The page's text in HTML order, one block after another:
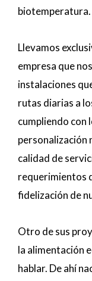
biotemperatura.
Llevamos
empresa que
instalaciones
rutas diarias a
cumpliendo con
personalización
calidad de
requerimientos
fidelización de
Otro de sus
la alimentación
hablar. De ahí